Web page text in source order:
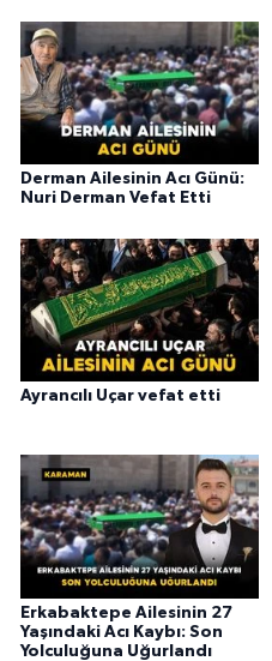
Derman Ailesinin Acı Günü:
Nuri Derman Vefat Etti
Ayrancılı Uçar vefat etti
Erkabaktepe Ailesinin 27
Yaşındaki Acı Kaybı: Son
Yolculuğuna Uğurlandı